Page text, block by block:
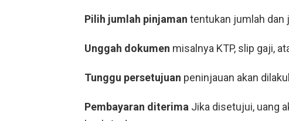
Pilih jumlah pinjaman tentukan jumlah dan
Unggah dokumen misalnya KTP, slip gaji,
Tunggu persetujuan peninjauan akan
Pembayaran diterima Jika disetujui, uang